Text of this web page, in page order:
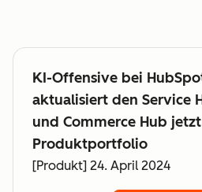
KI-Offensive bei
aktualisiert den Service
und Commerce Hub
Produktportfolio
[Produkt] 24. April 2024